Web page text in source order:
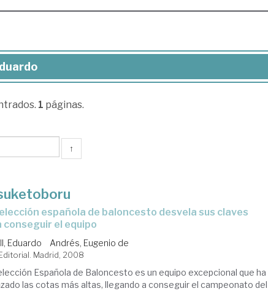
1 páginas.
↑
conseguir el equipo
Eduardo Andrés, Eugenio de
Madrid, 2008
Española de Baloncesto es un equipo excepcional que ha
las cotas más altas, llegando a conseguir el campeonato del